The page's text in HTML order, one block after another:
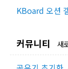
KBoard 오션
커뮤니티 새